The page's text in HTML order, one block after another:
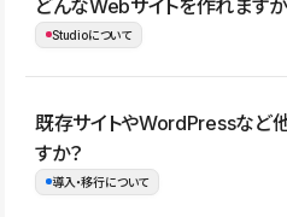
どんなWebサイトを作れますか
Studioについて
コーポレートサイト、サービスサ
グ・メディア、イベントサイト、
ォリオなど幅広く制作できます。
既存サイトやWordPressなど
すか？
導入・移行について